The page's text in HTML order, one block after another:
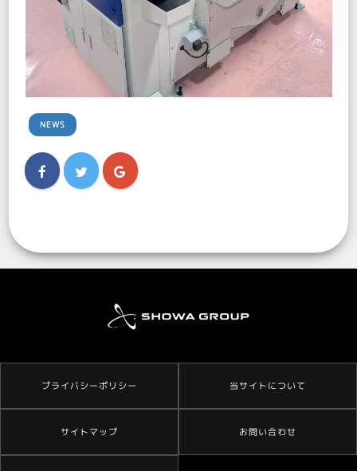
NEWS
プライバシーポリシー 当サイトについて
サイトマップ お問い合わせ